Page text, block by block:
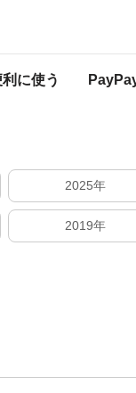
に使う
2025年
2019年